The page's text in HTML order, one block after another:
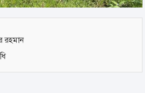
রহমান